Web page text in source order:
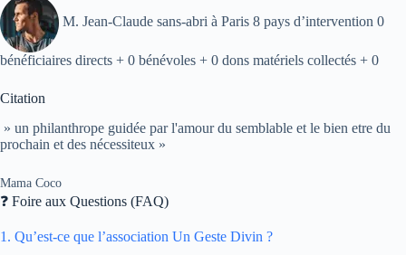
M. Jean-Claude sans-abri à Paris 8 pays d’intervention 0
bénéficiaires directs + 0 bénévoles + 0 dons matériels collectés + 0
Citation
» un philanthrope guidée par l'amour du semblable et le bien etre du
prochain et des nécessiteux »
Mama Coco
❓ Foire aux Questions (FAQ)
1. Qu’est-ce que l’association Un Geste Divin ?